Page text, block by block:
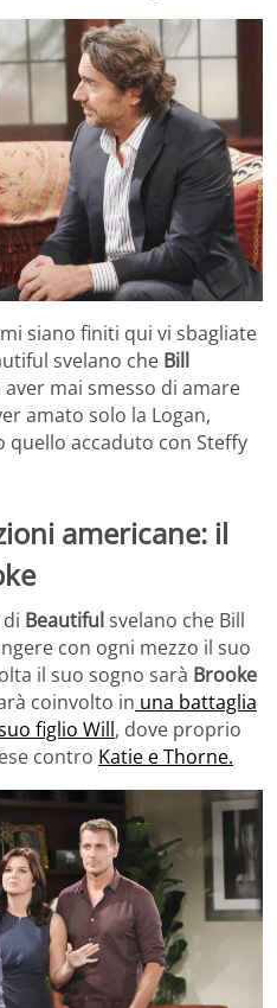
siano finiti qui vi sbagliate
svelano che Bill
mai smesso di amare
amato solo la Logan,
accaduto con Steffy
americane: il
di Beautiful svelano che Bill
con ogni mezzo il suo
il suo sogno sarà Brooke
coinvolto in una battaglia
figlio Will, dove proprio
contro Katie e Thorne.